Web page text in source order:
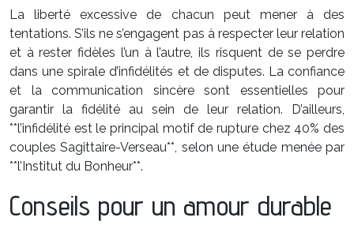
La liberté excessive de chacun peut mener à des
tentations. S’ils ne s’engagent pas à respecter leur relation
et à rester fidèles l’un à l’autre, ils risquent de se perdre
dans une spirale d’infidélités et de disputes. La confiance
et la communication sincère sont essentielles pour
garantir la fidélité au sein de leur relation. D’ailleurs,
**l’infidélité est le principal motif de rupture chez 40% des
couples Sagittaire-Verseau**, selon une étude menée par
**l’Institut du Bonheur**.
Conseils pour un amour durable